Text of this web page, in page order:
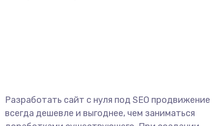
Разработать сайт с нуля под SEO продвижение
всегда дешевле и выгоднее, чем заниматься